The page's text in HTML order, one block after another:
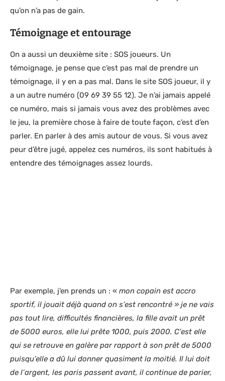
qu’on n’a pas de gain.
Témoignage et entourage
On a aussi un deuxième site : SOS joueurs. Un
témoignage, je pense que c’est pas mal de prendre un
témoignage, il y en a pas mal. Dans le site SOS joueur, il y
a un autre numéro (09 69 39 55 12). Je n’ai jamais appelé
ce numéro, mais si jamais vous avez des problèmes avec
le jeu, la première chose à faire de toute façon, c’est d’en
parler. En parler à des amis autour de vous. Si vous avez
peur d’être jugé, appelez ces numéros, ils sont habitués à
entendre des témoignages assez lourds.
Par exemple, j’en prends un : « mon copain est accro
sportif, il jouait déjà quand on s’est rencontré » je ne vais
pas tout lire, difficultés financières, la fille avait un prêt
de 5000 euros, elle lui prête 1000, puis 2000. C’est elle
qui se retrouve en galère par rapport à son prêt de 5000
puisqu’elle a dû lui donner quasiment la moitié. Il lui doit
de l’argent, les paris passent avant, il continue de parier,